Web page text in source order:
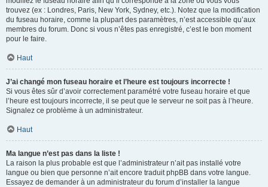
trouvez (ex : Londres, Paris, New York, Sydney, etc.). Notez que la modification
du fuseau horaire, comme la plupart des paramètres, n’est accessible qu’aux
membres du forum. Donc si vous n’êtes pas enregistré, c’est le bon moment
pour le faire.
Haut
J’ai changé mon fuseau horaire et l’heure est toujours incorrecte !
Si vous êtes sûr d’avoir correctement paramétré votre fuseau horaire et que
l’heure est toujours incorrecte, il se peut que le serveur ne soit pas à l’heure.
Signalez ce problème à un administrateur.
Haut
Ma langue n’est pas dans la liste !
La raison la plus probable est que l’administrateur n’ait pas installé votre
langue ou bien que personne n’ait encore traduit phpBB dans votre langue.
Essayez de demander à un administrateur du forum d’installer la langue